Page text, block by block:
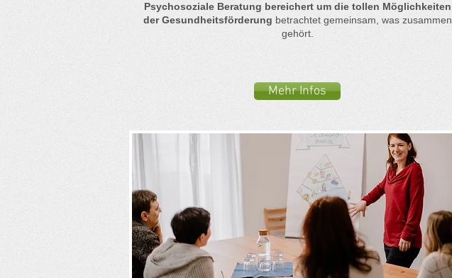
Psychosoziale Beratung bereichert um die tollen Möglichkeiten
der Gesundheitsförderung betrachtet gemeinsam, was zusammen
gehört.
Mehr Infos